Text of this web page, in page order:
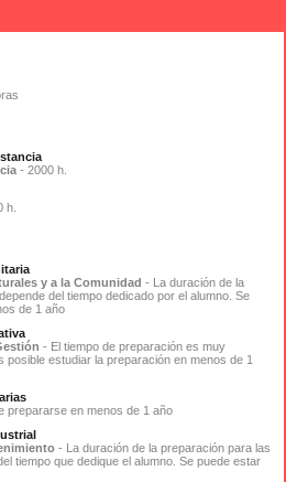
- 2000 h.
h.
y a la Comunidad - La duración de la
del tiempo dedicado por el alumno. Se
de 1 año
- El tiempo de preparación es muy
posible estudiar la preparación en menos de 1
prepararse en menos de 1 año
- La duración de la preparación para las
tiempo que dedique el alumno. Se puede estar